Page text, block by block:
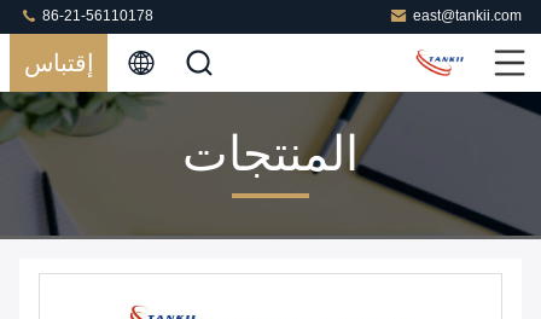
east@tankii.com
86-21-56110178
إقتباس
المنتجات